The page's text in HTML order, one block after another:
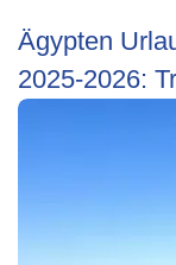
Ägypten
2025-2026: